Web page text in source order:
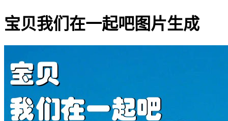
宝贝我们在一起吧图片生成